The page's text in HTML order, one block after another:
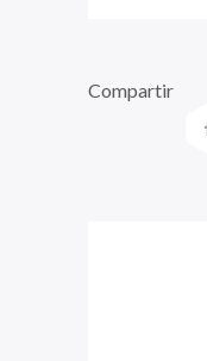
Compartir